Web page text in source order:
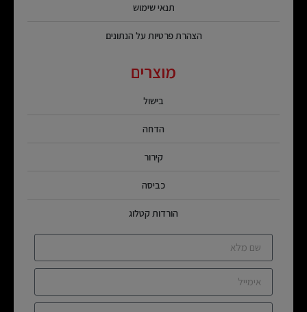
תנאי שימוש
הצהרת פרטיות על הנתונים
מוצרים
בישול
הדחה
קירור
כביסה
הורדות קטלוג